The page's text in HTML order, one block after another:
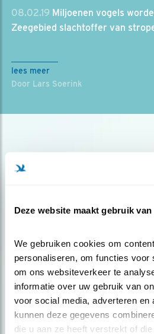
Deze website maakt gebruik
We gebruiken cookies om
personaliseren, om functies voor
om ons websiteverkeer te
informatie over uw gebruik van
voor social media, adverteren en
kunnen deze gegevens
die u aan ze heeft verstrekt of
08.02.19 Miljoenen vogels
Zeegebied slachtoffer van
lees meer
Door Lars Soerink
Meld je aan en ontvang nieuws,
over vogels en activiteiten van
AANMELDEN VOGELNIEUWS
Volg ons via social